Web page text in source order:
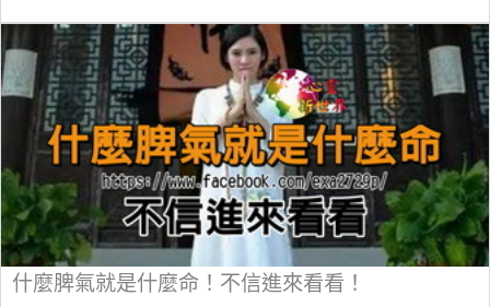
什麼脾氣就是什麼命！不信進來看看！